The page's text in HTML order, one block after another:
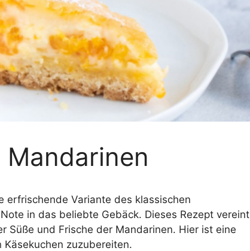
erfrischende Variante des klassischen
in das beliebte Gebäck. Dieses Rezept vereint
Süße und Frische der Mandarinen. Hier ist eine
zuzubereiten.